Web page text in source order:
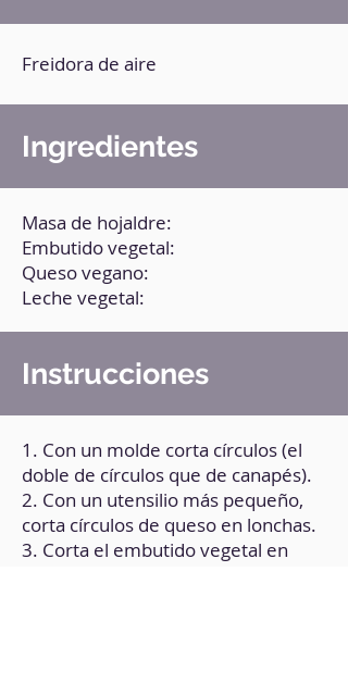
Freidora de aire
Ingredientes
Masa de hojaldre:
Embutido vegetal:
Queso vegano:
Leche vegetal:
Instrucciones
1. Con un molde corta círculos (el
doble de círculos que de canapés).
2. Con un utensilio más pequeño,
corta círculos de queso en lonchas.
3. Corta el embutido vegetal en